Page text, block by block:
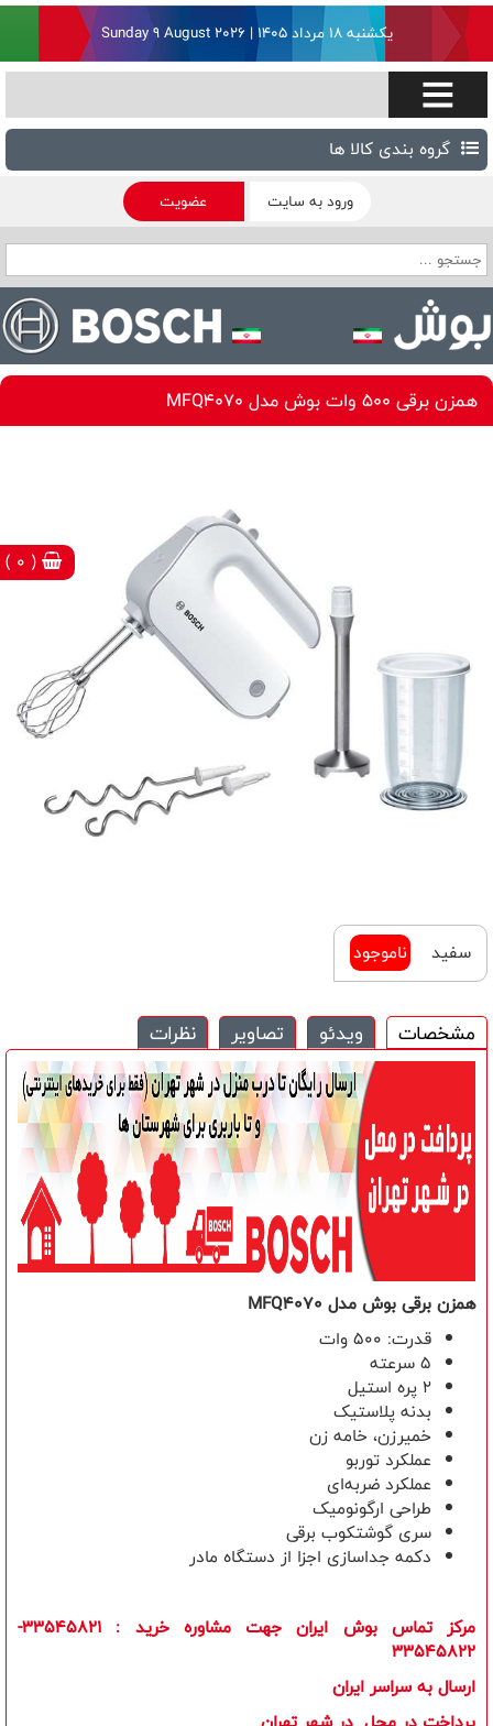
( 0 )
یکشنبه ۱۸ مرداد ۱۴۰۵ | Sunday 9 August 2026
گروه بندی کالا ها
ورود به سایت عضویت
همزن برقی 500 وات بوش مدل MFQ4070
سفید ناموجود
مشخصات ویدئو تصاویر نظرات
همزن برقی بوش مدل MFQ4070
قدرت: 500 وات
5 سرعته
2 پره استیل
بدنه پلاستیک
خمیرزن، خامه زن
عملکرد توربو
عملکرد ضربه‌ای
طراحی ارگونومیک
سری گوشتکوب برقی
دکمه جداسازی اجزا از دستگاه مادر
مرکز تماس بوش ایران جهت مشاوره خرید
: 33545821-
33545822
ارسال به سراسر ایران